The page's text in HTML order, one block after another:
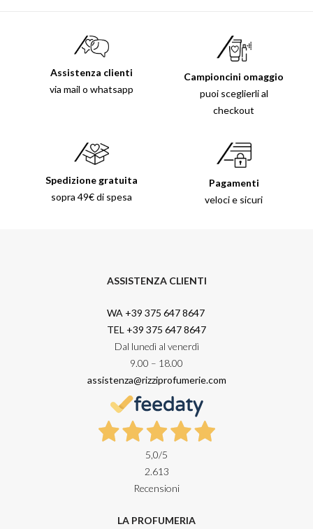
Assistenza clienti
via mail o whatsapp
Campioncini omaggio
puoi sceglierli al
checkout
Spedizione gratuita
sopra 49€ di spesa
Pagamenti
veloci e sicuri
ASSISTENZA CLIENTI
WA +39 375 647 8647
TEL +39 375 647 8647
Dal lunedì al venerdì
9.00 – 18.00
assistenza@rizziprofumerie.com
5,0/5
2.613
Recensioni
LA PROFUMERIA